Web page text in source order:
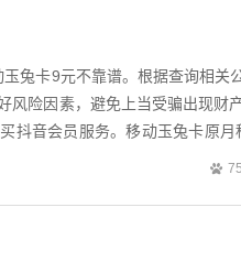
兔卡9元不靠谱。根据查询相关
风险因素，避免上当受骗出现财
抖音会员服务。移动玉兔卡原月
0元包1...